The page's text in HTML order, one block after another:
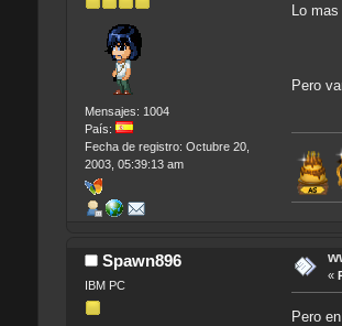
Mensajes: 1004
País:
Fecha de registro: Octubre 20,
2003, 05:39:13 am
Lo
Pero
Spawn896
IBM PC
«
Pero